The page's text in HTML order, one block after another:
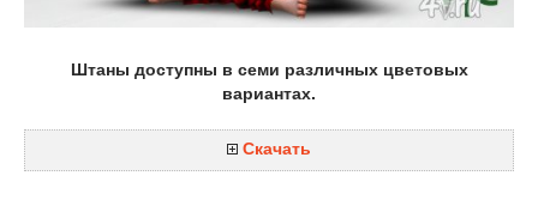
Штаны доступны в семи различных цветовых
вариантах.
Скачать